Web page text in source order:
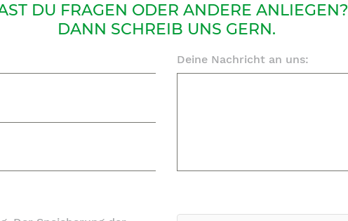
DU FRAGEN ODER ANDERE ANLIEGEN?
DANN SCHREIB UNS GERN.